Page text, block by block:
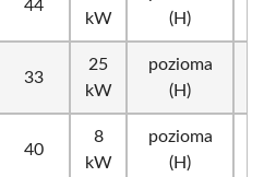
44
kW
(H)
33
25
kW
pozioma
(H)
40
8
kW
pozioma
(H)